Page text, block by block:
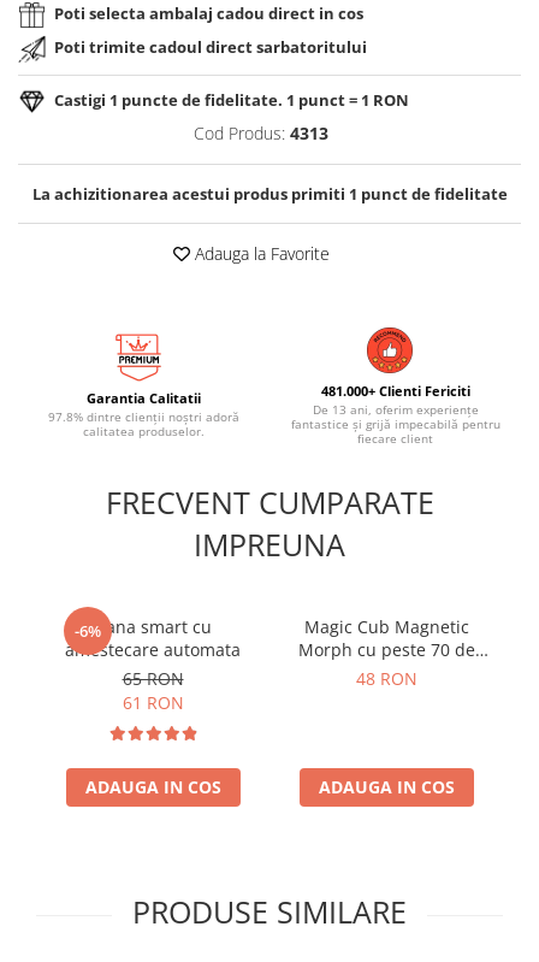
Poti selecta ambalaj cadou direct in cos
Poti trimite cadoul direct sarbatoritului
Castigi 1 puncte de fidelitate. 1 punct = 1 RON
Cod Produs: 4313
La achizitionarea acestui produs primiti 1 punct de fidelitate
Adauga la Favorite
Garantia Calitatii
97.8% dintre clienții noștri adoră
calitatea produselor.
481.000+ Clienti Fericiti
De 13 ani, oferim experiențe
fantastice și grijă impecabilă pentru
fiecare client
FRECVENT CUMPARATE
IMPREUNA
-6%Cana smart cu
amestecare automata
65 RON
61 RON
ADAUGA IN COS
Magic Cub Magnetic
Morph cu peste 70 de
forme
48 RON
ADAUGA IN COS
PRODUSE SIMILARE